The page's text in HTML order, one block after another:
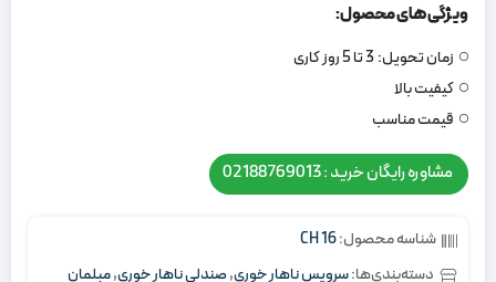
ویژگی های محصول:
زمان تحویل:3 تا 5 روز کاری
کیفیت بالا
قیمت مناسب
مشاوره رایگان خرید : 02188769013
شناسه محصول:CH 16
دسته‌بندی‌ها:سرویس ناهار خوری,صندلی ناهار خوری,مبلمان